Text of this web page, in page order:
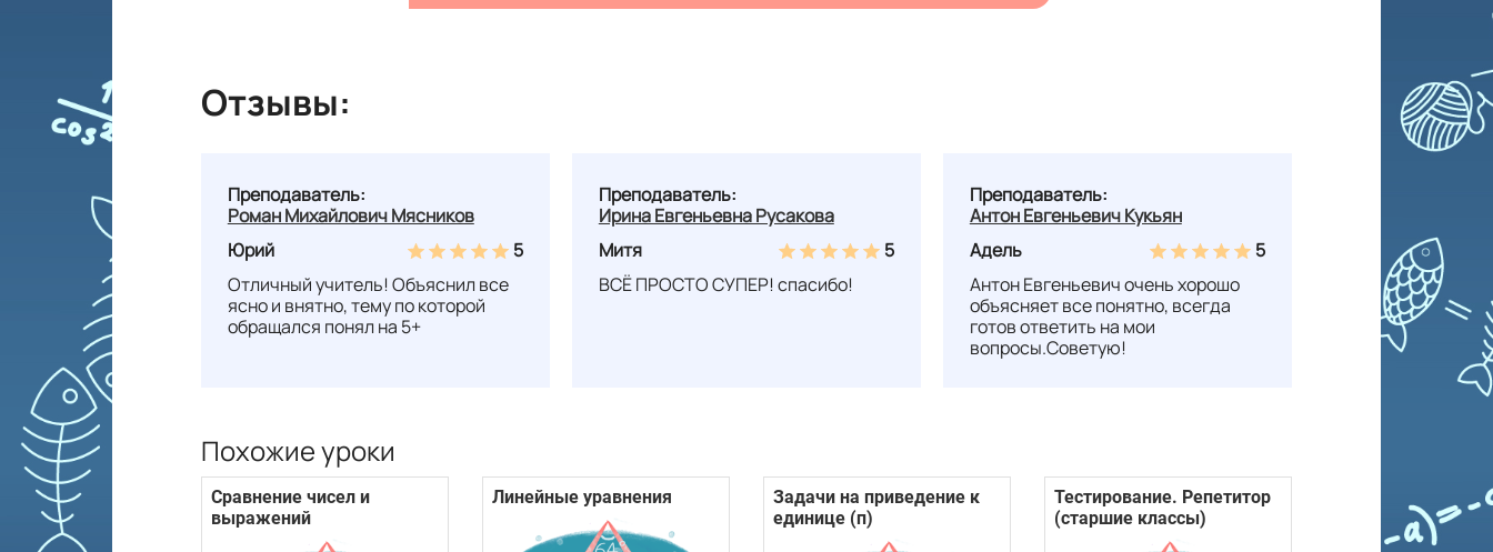
Отзывы:
Преподаватель:
Роман Михайлович Мясников
Юрий
5
Отличный учитель! Объяснил все
ясно и внятно, тему по которой
обращался понял на 5+
Преподаватель:
Ирина Евгеньевна Русакова
Митя
5
ВСЁ ПРОСТО СУПЕР! спасибо!
Преподаватель:
Антон Евгеньевич Кукьян
Адель
5
Антон Евгеньевич очень хорошо
объясняет все понятно, всегда
готов ответить на мои
вопросы.Советую!
Похожие уроки
Сравнение чисел и
выражений
Линейные уравнения
Задачи на приведение к
единице (п)
Тестирование. Репетитор
(старшие классы)